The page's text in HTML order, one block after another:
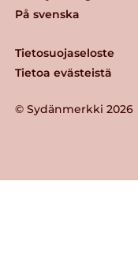
© Sydänmerkki 2026
Tietosuojaseloste
Tietoa evästeistä
På svenska